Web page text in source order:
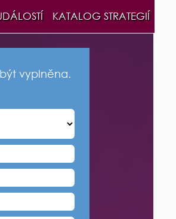
KATALOG STRATEGIÍ
vyplněna.